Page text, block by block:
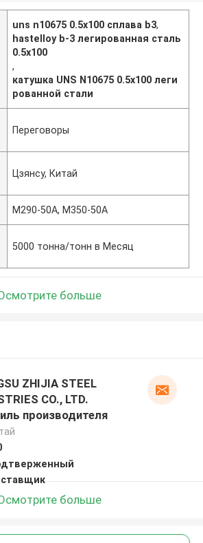
uns n10675 0.5x100 сплава b3,
hastelloy b-3 легированная сталь
0.5x100
,
катушка UNS N10675 0.5x100 леги
рованной стали
Переговоры
Цзянсу, Китай
M290-50A, M350-50A
5000 тонна/тонн в Месяц
больше
ZHIJIA STEEL
CO., LTD.
производителя
больше